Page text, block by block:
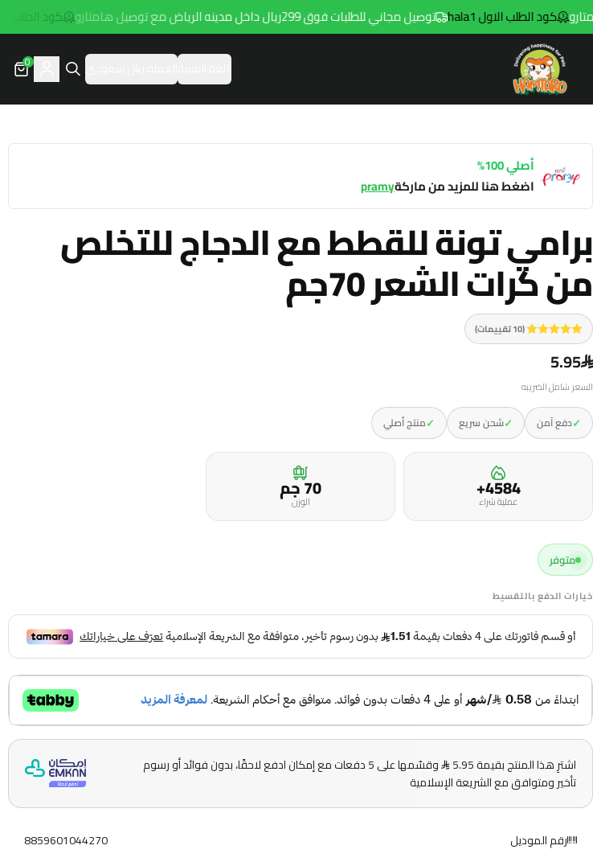
كود الطلب الاول hala1 توصيل مجاني للطلبات فوق 299ريال داخل مدينه الرياض مع توصيل هامتارو كود الطلب الاول hala1
Hamtaro
0
أصلي 100%
اضغط هنا للمزيد من ماركةpramy
برامي تونة للقطط مع الدجاج للتخلص
من كرات الشعر 70جم
(10 تقييمات)
5.95
السعر شامل الضريبه
✓دفع آمن ✓شحن سريع ✓منتج أصلي
4584+
عملية شراء 70 جمالوزن
متوفر
خيارات الدفع بالتقسيط
اشترِ هذا المنتج بقيمة 5.95
وقسّمها على 5 دفعات مع إمكان ادفع لاحقًا، بدون فوائد أو رسوم
تأخير ومتوافق مع الشريعة الإسلامية
رقم الموديل 8859601044270